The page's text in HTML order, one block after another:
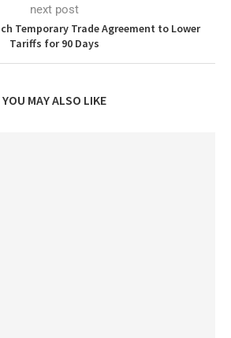
next post
Temporary Trade Agreement to Lower
Tariffs for 90 Days
YOU MAY ALSO LIKE